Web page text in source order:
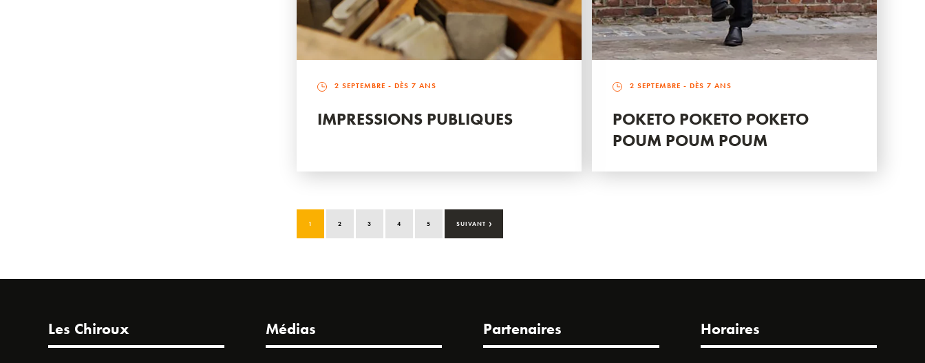
2 SEPTEMBRE - DÈS 7 ANS
IMPRESSIONS PUBLIQUES
2 SEPTEMBRE - DÈS 7 ANS
POKETO POKETO POKETO
POUM POUM POUM
1 2 3 4 5 SUIVANT ›
Les Chiroux Médias Partenaires Horaires